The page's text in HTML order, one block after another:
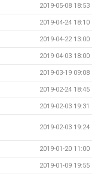
2019-05-08 18:53
2019-04-24 18:10
2019-04-22 13:00
2019-04-03 18:00
2019-03-19 09:08
2019-02-24 18:45
2019-02-03 19:31
2019-02-03 19:24
2019-01-20 11:00
2019-01-09 19:55